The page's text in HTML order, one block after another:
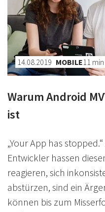
14.08.2019 MOBILE11 min
Warum Android
ist
„Your App has
Entwickler hassen
reagieren, sich
abstürzen, sind ein
können bis zum